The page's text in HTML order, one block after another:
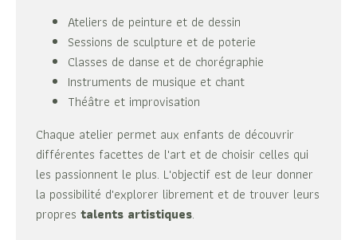
Ateliers de peinture et de dessin
Sessions de sculpture et de poterie
Classes de danse et de chorégraphie
Instruments de musique et chant
Théâtre et improvisation
Chaque atelier permet aux enfants de découvrir
différentes facettes de l'art et de choisir celles qui
les passionnent le plus. L'objectif est de leur donner
la possibilité d'explorer librement et de trouver leurs
propres talents artistiques.